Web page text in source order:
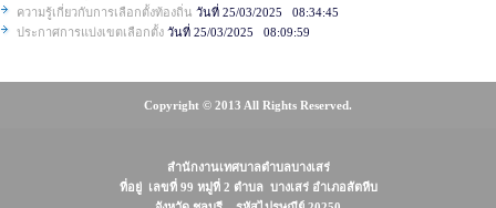
ความรู้เกี่ยวกับการเลือกตั้งท้องถิ่น วันที่ 25/03/2025 08:34:45
ประกาศการแบ่งเขตเลือกตั้ง วันที่ 25/03/2025 08:09:59
Copyright © 2013 All Rights Reserved.
สำนักงานเทศบาลตำบลบางเสร่
ที่อยู่ เลขที่ 99 หมู่ที่ 2 ตำบล บางเสร่ อำเภอสัตหีบ